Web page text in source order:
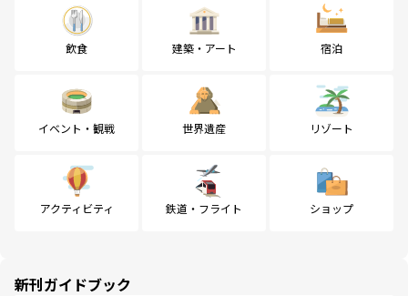
飲食 建築・アート 宿泊
イベント・観戦 世界遺産 リゾート
アクティビティ 鉄道・フライト ショップ
新刊ガイドブック